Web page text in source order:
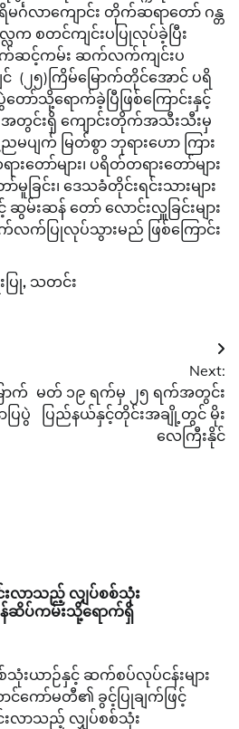
ဂလာကျောင်း တိုက်ဆရာတော် ဂန္တ
လက စတင်ကျင်းပပြုလုပ်ခဲ့ပြီး
က်ဆင့်ကမ်း ဆက်လက်ကျင်းပ
(၂၅)ကြိမ်မြောက်တိုင်အောင် ပရိ
ော်သို့ရောက်ခဲ့ပြီဖြစ်ကြောင်းနှင့်
တွင်းရှိ ကျောင်းတိုက်အသီးသီးမှ
မပျက် မြတ်စွာ ဘုရားဟော ကြား
ော်များ၊ ပရိတ်တရားတော်များ
ြင်း၊ ဒေသခံတိုင်းရင်းသားများ
ဆွမ်းဆန် တော် လောင်းလှူခြင်းများ
ပြုလုပ်သွားမည် ဖြစ်ကြောင်း
ြု, သတင်း
ာက်
ြပွဲ
Next:
မတ် ၁၉ ရက်မှ ၂၅ ရက်အတွင်း
ပြည်နယ်နှင့်တိုင်းအချို့တွင် မိုး
လေကြီးနိုင်
လာသည့် လျှပ်စစ်သုံး
န်ဆိပ်ကမ်းသို့ရောက်ရှိ
းယာဉ်နှင့် ဆက်စပ်လုပ်ငန်းများ
င်ကော်မတီ၏ ခွင့်ပြုချက်ဖြင့်
လာသည့် လျှပ်စစ်သုံး